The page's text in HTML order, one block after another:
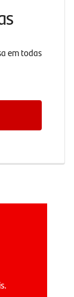
em todas